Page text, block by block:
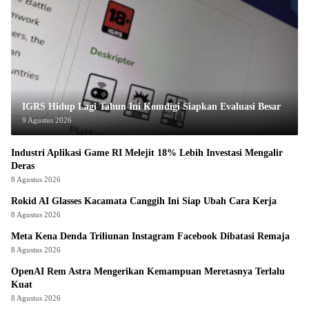
IGRS Hidup Lagi Tahun Ini Komdigi Siapkan Evaluasi Besar
9 Agustus 2026
Industri Aplikasi Game RI Melejit 18% Lebih Investasi Mengalir
Deras
8 Agustus 2026
Rokid AI Glasses Kacamata Canggih Ini Siap Ubah Cara Kerja
8 Agustus 2026
Meta Kena Denda Triliunan Instagram Facebook Dibatasi Remaja
8 Agustus 2026
OpenAI Rem Astra Mengerikan Kemampuan Meretasnya Terlalu
Kuat
8 Agustus 2026